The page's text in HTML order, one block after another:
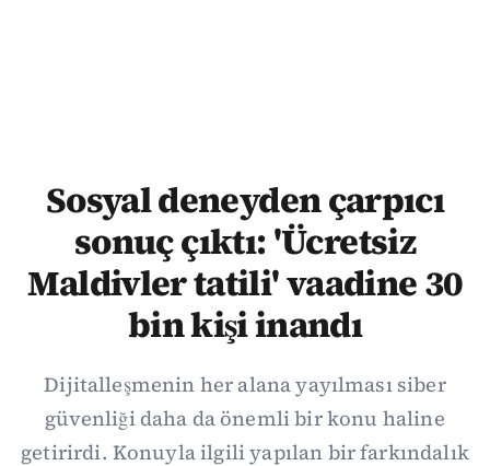
Sosyal deneyden çarpıcı
sonuç çıktı: 'Ücretsiz
Maldivler tatili' vaadine 30
bin kişi inandı
Dijitalleşmenin her alana yayılması siber
güvenliği daha da önemli bir konu haline
getirirdi. Konuyla ilgili yapılan bir farkındalık